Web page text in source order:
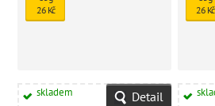
náročných chutí vašeho kočičího
přítele.
26 Kč
skladem Detail
přítele.
26 Kč